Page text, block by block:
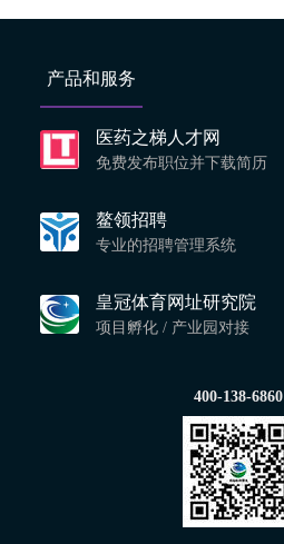
产品和服务
医药之梯人才网
免费发布职位并下载简历
鳌领招聘
专业的招聘管理系统
皇冠体育网址研究院
项目孵化 / 产业园对接
400-138-6860